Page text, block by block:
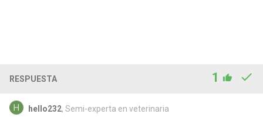
RESPUESTA 1
hello232, Semi-experta en veterinaria